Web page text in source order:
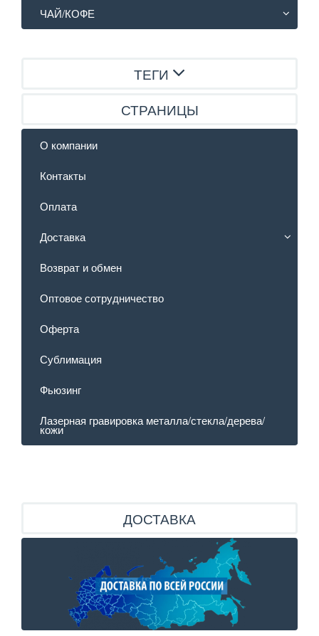
ЧАЙ/КОФЕ
ТЕГИ
СТРАНИЦЫ
О компании
Контакты
Оплата
Доставка
Возврат и обмен
Оптовое сотрудничество
Оферта
Сублимация
Фьюзинг
Лазерная гравировка металла/стекла/дерева/
кожи
ДОСТАВКА